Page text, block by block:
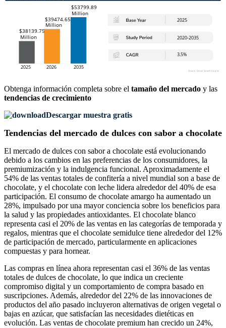
Obtenga información completa sobre el tamaño del mercado y las
tendencias de crecimiento
Descargar muestra gratis
Tendencias del mercado de dulces con sabor a chocolate
El mercado de dulces con sabor a chocolate está evolucionando
debido a los cambios en las preferencias de los consumidores, la
premiumización y la indulgencia funcional. Aproximadamente el
54% de las ventas totales de confitería a nivel mundial son a base de
chocolate, y el chocolate con leche lidera alrededor del 40% de esa
participación. El consumo de chocolate amargo ha aumentado un
28%, impulsado por una mayor conciencia sobre los beneficios para
la salud y las propiedades antioxidantes. El chocolate blanco
representa casi el 20% de las ventas en las categorías de temporada y
regalos, mientras que el chocolate semidulce tiene alrededor del 12%
de participación de mercado, particularmente en aplicaciones
compuestas y para hornear.
Las compras en línea ahora representan casi el 36% de las ventas
totales de dulces de chocolate, lo que indica un creciente
compromiso digital y un comportamiento de compra basado en
suscripciones. Además, alrededor del 22% de las innovaciones de
productos del año pasado incluyeron alternativas de origen vegetal o
bajas en azúcar, que satisfacían las necesidades dietéticas en
evolución. Las ventas de chocolate premium han crecido un 24%,